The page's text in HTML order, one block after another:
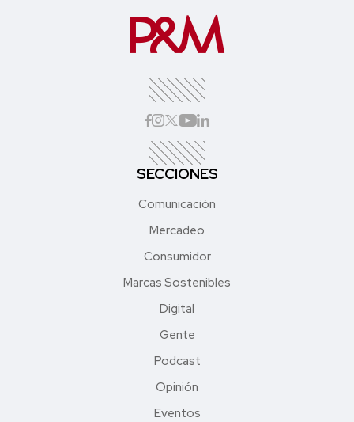
SECCIONES
Comunicación
Mercadeo
Consumidor
Marcas Sostenibles
Digital
Gente
Podcast
Opinión
Eventos